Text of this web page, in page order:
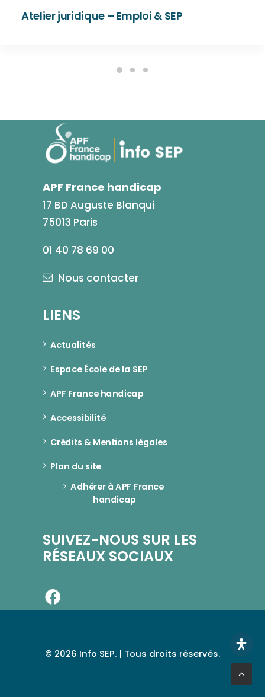
Atelier juridique – Emploi & SEP
APF France handicap
17 BD Auguste Blanqui
75013 Paris
01 40 78 69 00
Nous contacter
LIENS
Actualités
Espace École de la SEP
APF France handicap
Accessibilité
Crédits & Mentions légales
Plan du site
Adhérer à APF France
handicap
SUIVEZ-NOUS SUR LES
RÉSEAUX SOCIAUX
© 2026 Info SEP. | Tous droits réservés.